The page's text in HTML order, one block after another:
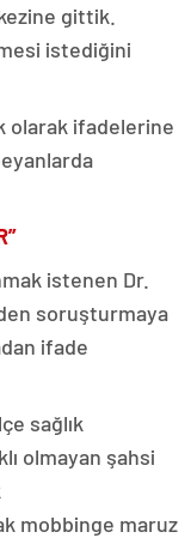
gittik.
istediğini
olarak ifadelerine
istenen Dr.
soruşturmaya
ifade
sağlık
olmayan şahsi
mobbinge maruz